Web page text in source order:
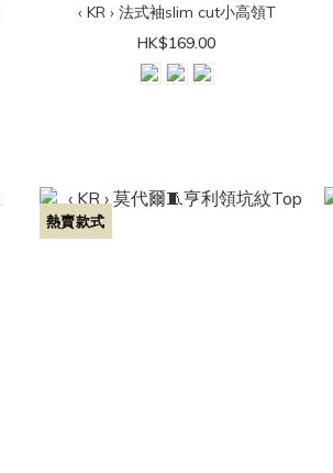
‹ KR › 法式袖slim cut小高領T
HK$169.00
熱賣款式